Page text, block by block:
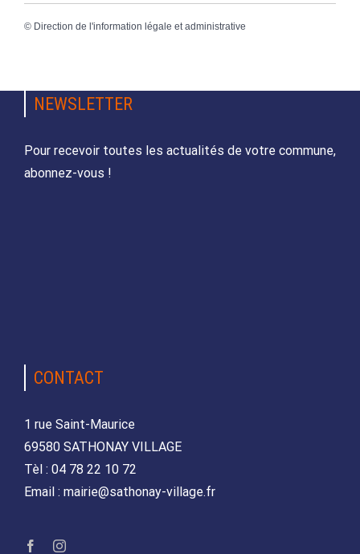
© Direction de l'information légale et administrative
NEWSLETTER
Pour recevoir toutes les actualités de votre commune,
abonnez-vous !
CONTACT
1 rue Saint-Maurice
69580 SATHONAY VILLAGE
Tèl : 04 78 22 10 72
Email : mairie@sathonay-village.fr